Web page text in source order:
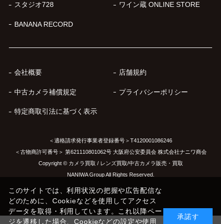
スタジオ728 ワイン蔵 ONLINE STORE
BANANA RECORD
会社概要 店舗規約
中古カメラ補償規定 プライバシーポリシー
特定商取引法に基づく表示
＜適格請求発行事業者登録番号＞T4120001086246
＜古物商許可番号＞ 第621110801062号 大阪府公安委員会 株式会社ナニワ商会
Copyright © カメラ買取 / レンズ買取/中古カメラ販売・買取
NANIWA Group All Rights Reserved.
このサイトでは、利用状況の把握や広告配信な
どのために、Cookieなどを使用してアクセス
データを取得・利用しています。これ以降ペー
ジを遷移した場合、Cookieなどの設定や使用
承諾す